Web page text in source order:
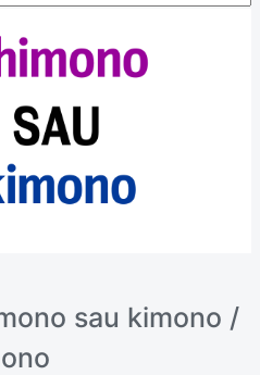
sau kimono /